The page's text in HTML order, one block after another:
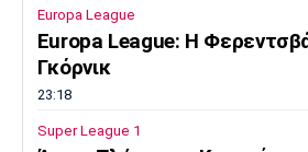
Europa League
Europa League: Η
Γκόρνικ
23:18
Super League 1